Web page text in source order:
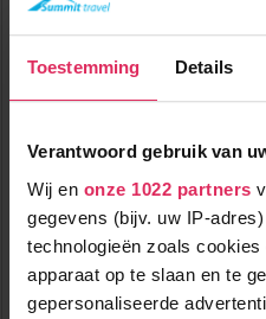
Toestemming Details
Verantwoord gebruik van
Wij en onze 1022 partners
gegevens (bijv. uw IP-
technologieën zoals
apparaat op te slaan en te
gepersonaliseerde
Comfortabel hotel aan de